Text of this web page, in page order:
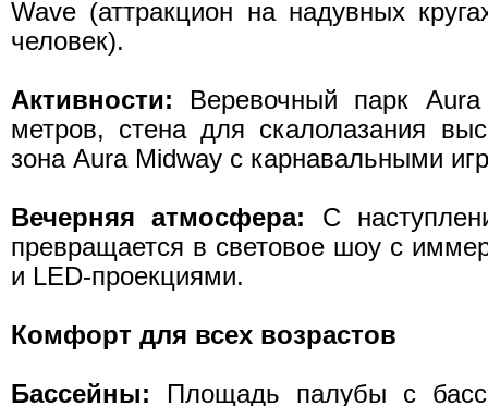
Wave (аттракцион на надувных
человек).
Активности: Веревочный парк
метров, стена для скалолазания
зона Aura Midway с карнавальными
Вечерняя атмосфера: С
превращается в световое шоу с
и LED-проекциями.
Комфорт для всех возрастов
Бассейны: Площадь палубы с